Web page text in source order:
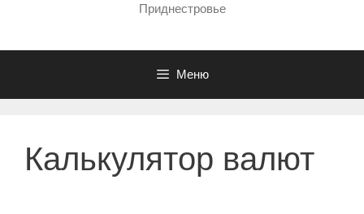
Приднестровье
Меню
Калькулятор валют